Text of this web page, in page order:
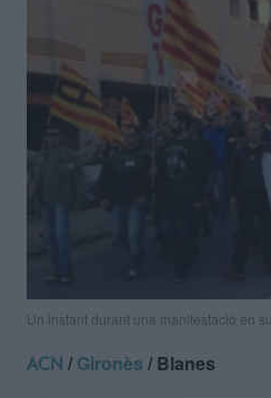
Un instant durant una manifestació en
ACN /Gironès / Blanes